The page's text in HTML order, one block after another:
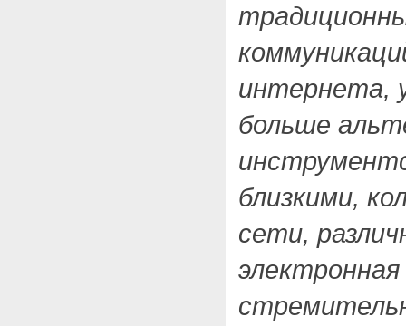
интернета,
больше
близкими,
сети,